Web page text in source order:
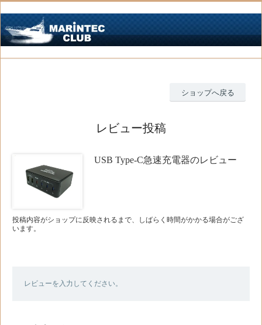
ショップへ戻る
レビュー投稿
USB Type-C急速充電器のレビュー
投稿内容がショップに反映されるまで、しばらく時間がかかる場合がござ
います。
レビューを入力してください。